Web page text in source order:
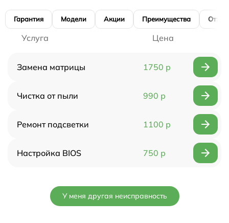
Гарантия Модели Акции Преимущества
Услуга Цена
Замена матрицы 1750 р
Чистка от пыли 990 р
Ремонт подсветки 1100 р
Настройка BIOS 750 р
У меня другая неисправность